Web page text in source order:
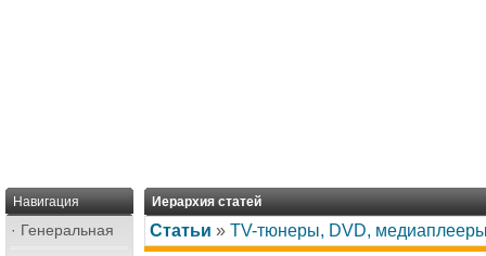
Навигация
· Генеральная
Иерархия статей
Статьи » TV-тюнеры, DVD,